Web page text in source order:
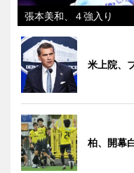
張本美和、４強入り
米上院、
柏、開幕